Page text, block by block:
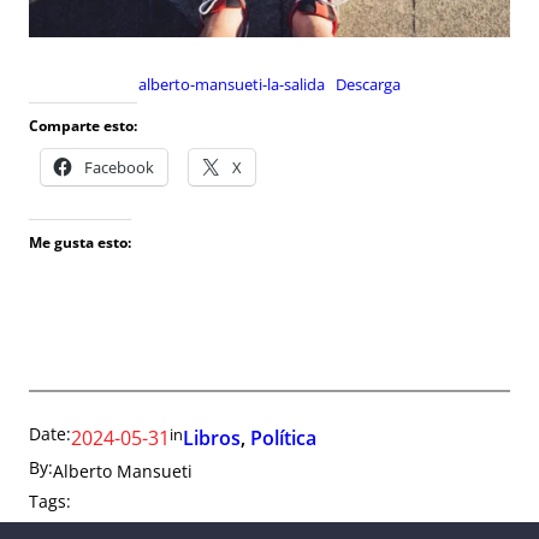
alberto-mansueti-la-salida Descarga
Comparte esto:
Facebook X
Me gusta esto:
Date:2024-05-31 inLibros, Política
By:Alberto Mansueti
Tags: